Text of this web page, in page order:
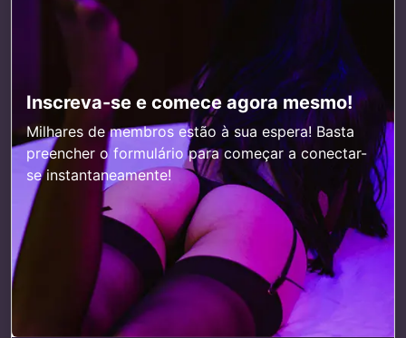
Inscreva-se e comece agora mesmo!
Milhares de membros estão à sua espera! Basta
preencher o formulário para começar a conectar-
se instantaneamente!